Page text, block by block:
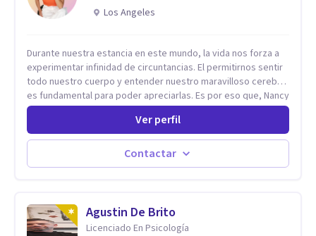
Los Angeles
Durante nuestra estancia en este mundo, la vida nos forza a
experimentar infinidad de circuntancias. El permitirnos sentir
todo nuestro cuerpo y entender nuestro maravilloso cerebro,
es fundamental para poder apreciarlas. Es por eso que, Nancy
Damian esta dispuesta a brindarte una mano amiga atravez de
herramientas fundamentales para crecer y fortalecer tu
mente, alma y SER. El cómo percibimos y manejamos
nuestros diarios sucesos es el detonator que nos lleva al
resultado de efectos impactantes que se nos quedaran
es derecho de toda la GENTE.
Ver perfil
Contactar
Agustin De Brito
Licenciado En Psicología